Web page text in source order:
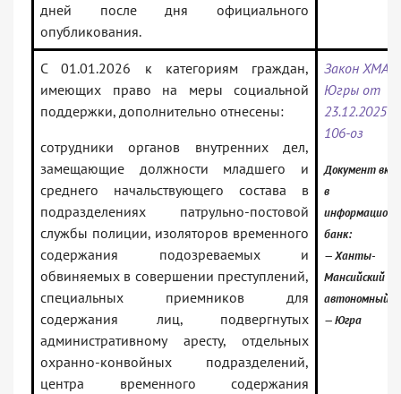
дней после дня официального
опубликования.
С 01.01.2026 к категориям граждан,
имеющих право на меры социальной
поддержки, дополнительно отнесены:
сотрудники органов внутренних дел,
замещающие должности младшего и
среднего начальствующего состава в
подразделениях патрульно-постовой
службы полиции, изоляторов временного
содержания подозреваемых и
обвиняемых в совершении преступлений,
специальных приемников для
содержания лиц, подвергнутых
административному аресту, отдельных
охранно-конвойных подразделений,
центра временного содержания
Закон
Югры от
23.12.2025 N
106-оз
Документ
в
банк:
— Ханты-
Мансийский
автономный
— Югра